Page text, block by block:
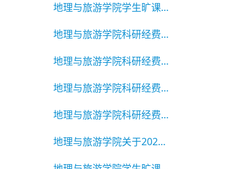
地理与旅游学院学生旷课违纪通报2025-2026学年第二学期 第6
地理与旅游学院科研经费绩效公示
地理与旅游学院科研经费绩效公示
地理与旅游学院科研经费绩效公示
地理与旅游学院科研经费绩效公示
地理与旅游学院关于2025-2026学年洛阳师范学院“两优一先”评